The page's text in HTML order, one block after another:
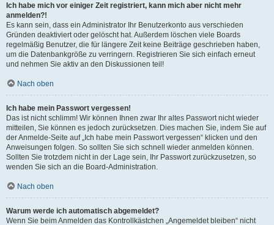
Ich habe mich vor einiger Zeit registriert, kann mich aber nicht mehr
anmelden?!
Es kann sein, dass ein Administrator Ihr Benutzerkonto aus verschieden
Gründen deaktiviert oder gelöscht hat. Außerdem löschen viele Boards
regelmäßig Benutzer, die für längere Zeit keine Beiträge geschrieben haben,
um die Datenbankgröße zu verringern. Registrieren Sie sich einfach erneut
und nehmen Sie aktiv an den Diskussionen teil!
Nach oben
Ich habe mein Passwort vergessen!
Das ist nicht schlimm! Wir können Ihnen zwar Ihr altes Passwort nicht wieder
mitteilen, Sie können es jedoch zurücksetzen. Dies machen Sie, indem Sie auf
der Anmelde-Seite auf „Ich habe mein Passwort vergessen“ klicken und den
Anweisungen folgen. So sollten Sie sich schnell wieder anmelden können.
Sollten Sie trotzdem nicht in der Lage sein, Ihr Passwort zurückzusetzen, so
wenden Sie sich an die Board-Administration.
Nach oben
Warum werde ich automatisch abgemeldet?
Wenn Sie beim Anmelden das Kontrollkästchen „Angemeldet bleiben“ nicht